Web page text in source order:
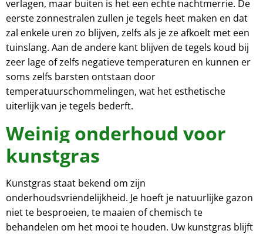
verlagen, maar buiten is het een echte nachtmerrie. De
eerste zonnestralen zullen je tegels heet maken en dat
zal enkele uren zo blijven, zelfs als je ze afkoelt met een
tuinslang. Aan de andere kant blijven de tegels koud bij
zeer lage of zelfs negatieve temperaturen en kunnen er
soms zelfs barsten ontstaan door
temperatuurschommelingen, wat het esthetische
uiterlijk van je tegels bederft.
Weinig onderhoud voor
kunstgras
Kunstgras staat bekend om zijn
onderhoudsvriendelijkheid. Je hoeft je natuurlijke gazon
niet te besproeien, te maaien of chemisch te
behandelen om het mooi te houden. Uw kunstgras blijft